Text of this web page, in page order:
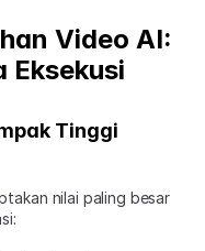
Video AI:
Eksekusi
Tinggi
nilai paling besar